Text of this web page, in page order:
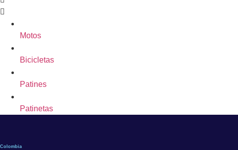
Motos
Bicicletas
Patines
Patinetas
Colombia